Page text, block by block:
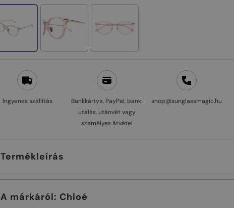
Ingyenes szállítás
Bankkártya, PayPal, banki
utalás, utánvét vagy
személyes átvétel
shop@sunglassmagic.hu
Termékleírás
A márkáról: Chloé